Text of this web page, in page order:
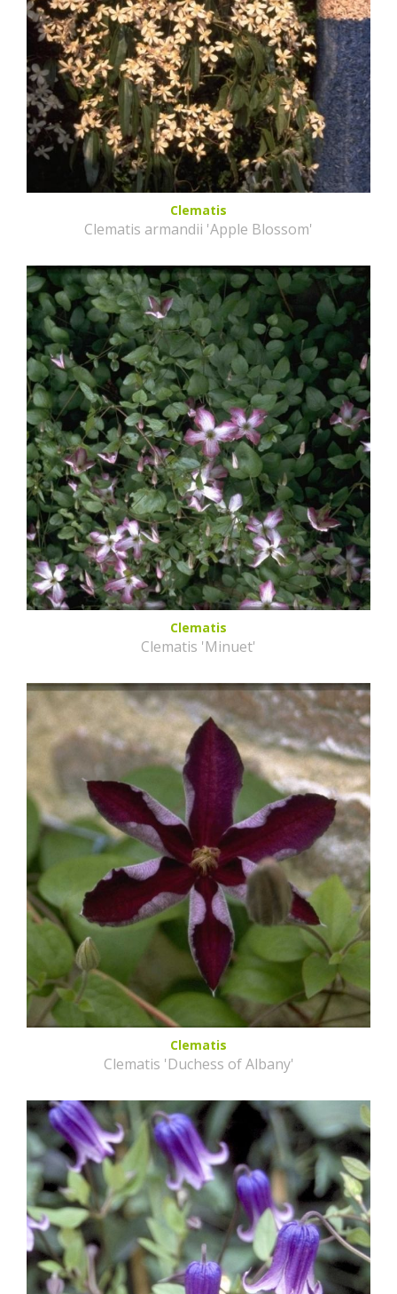
Clematis
Clematis armandii 'Apple Blossom'
Clematis
Clematis 'Minuet'
Clematis
Clematis 'Duchess of Albany'